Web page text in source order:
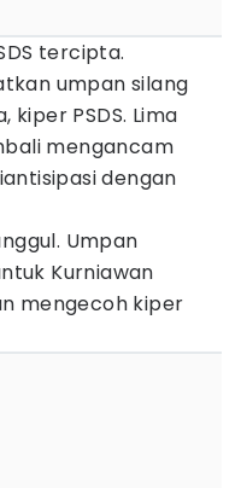
tercipta.
umpan silang
kiper PSDS. Lima
mengancam
dengan
Umpan
Kurniawan
mengecoh kiper